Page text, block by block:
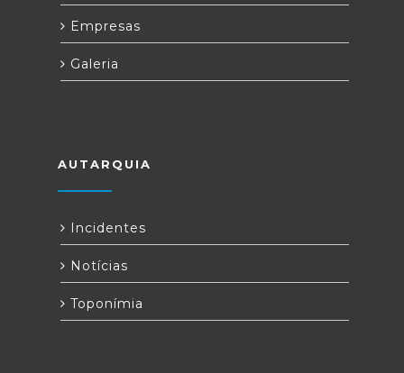
Empresas
Galeria
AUTARQUIA
Incidentes
Notícias
Toponímia